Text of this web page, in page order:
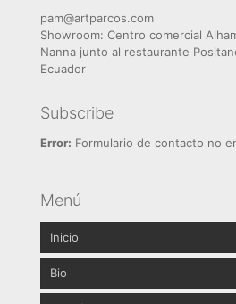
pam@artparcos.com
Showroom: Centro comercial
Nanna junto al restaurante
Ecuador
Subscribe
Error: Formulario de contacto no
Menú
Inicio
Bio